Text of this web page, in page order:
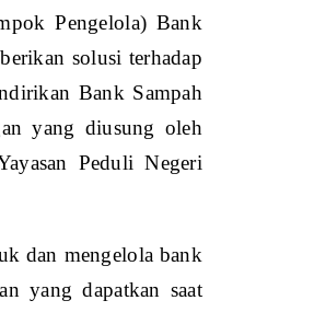
Pengelola) Bank
solusi terhadap
Bank Sampah
yang diusung oleh
Peduli Negeri
dan mengelola bank
yang dapatkan saat